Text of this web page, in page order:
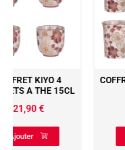
COFFRET KIYO 4 MUGS
30CL